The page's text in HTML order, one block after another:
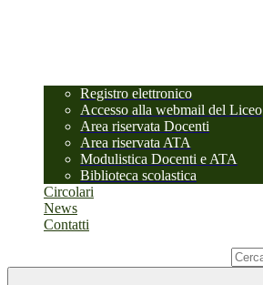
Registro elettronico
Accesso alla webmail del Liceo
Area riservata Docenti
Area riservata ATA
Modulistica Docenti e ATA
Biblioteca scolastica
Circolari
News
Contatti